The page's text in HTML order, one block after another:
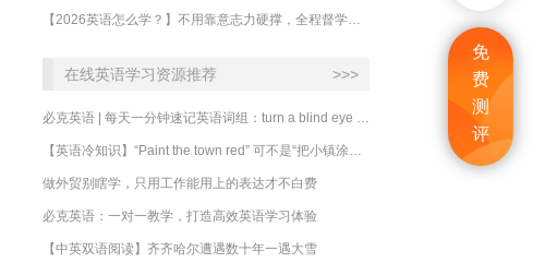
免
费
测
评
在线英语学习资源推荐 >>>
做外贸别瞎学，只用工作能用上的表达才不白费
必克英语：一对一教学，打造高效英语学习体验
【中英双语阅读】齐齐哈尔遭遇数十年一遇大雪